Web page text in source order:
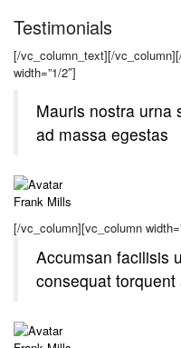
Testimonials
[/vc_column_text][/
width=”1/2″]
Mauris nostra urna
ad massa egestas
Frank Mills
[/vc_column][vc_column
Accumsan facilisis
consequat